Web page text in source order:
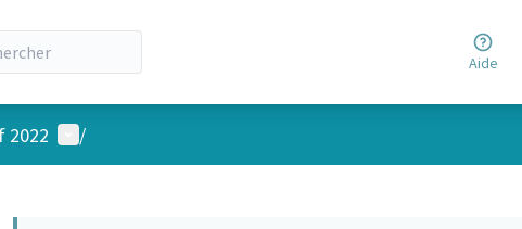
Aide
2022 Menu utilisateur
/